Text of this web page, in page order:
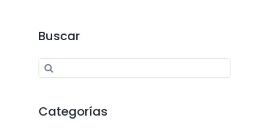
Buscar
Search for:
Categorías